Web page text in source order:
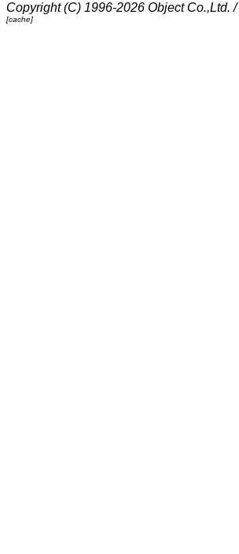
Copyright (C) 1996-2026 Object Co.,Ltd. /
[cache]